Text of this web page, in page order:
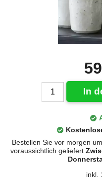
In
Bestellen Sie vor morgen
voraussichtlich geliefert
inkl.